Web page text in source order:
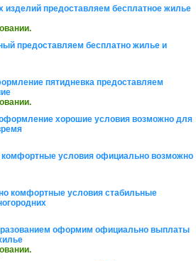
изделий предоставляем бесплатное жилье
предоставляем бесплатно жилье и
пятидневка предоставляем
хорошие условия возможно для
комфортные условия официально возможно
комфортные условия стабильные
оформим официально выплаты